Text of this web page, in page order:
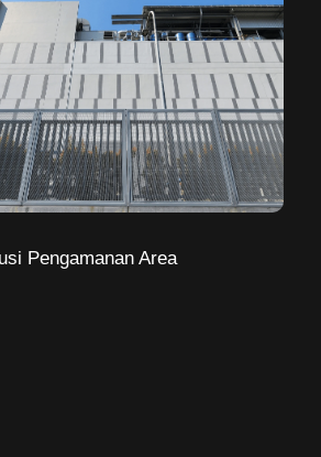
Pengamanan Area